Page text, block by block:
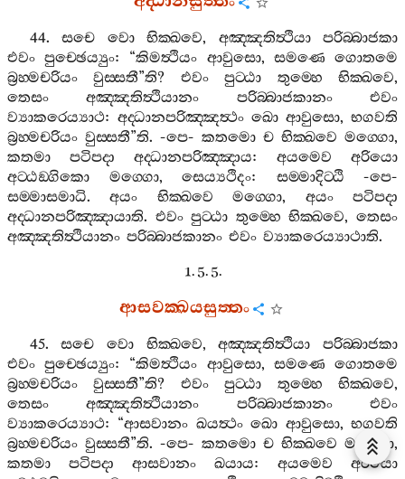
44.සචෙ වො භික‍්ඛවෙ, අඤ‍්ඤතිත්‍ථියා
පරිබ‍්බාජකා
එවං පුච‍්ඡෙය්‍යුං: “කිමත්‍ථියං ආවුසො, සමණෙ ගොතමෙ
බ්‍රහ‍්මචරියං
වුස‍්සතී”ති? එවං පුට‍්ඨා තුම‍්හෙ භික‍්ඛවෙ,
තෙසං
අඤ‍්ඤතිත්‍ථියානං පරිබ‍්බාජකානං
එවං
ව්‍යාකරෙය්‍යාථ: අද‍්ධානපරිඤ‍්ඤත්‍ථං ඛො ආවුසො, භගවති
බ්‍රහ‍්මචරියං වුස‍්සතී”ති. -පෙ- කතමො ච භික‍්ඛවෙ මග‍්ගො,
කතමා
පටිපදා අද‍්ධානපරිඤ‍්ඤාය: අයමෙව
අරියො
අට‍්ඨඞ‍්ගිකො
මග‍්ගො, සෙය්‍යථිදං: සම‍්මාදිට‍්ඨි -පෙ-
සම‍්මාසමාධි.අයං භික‍්ඛවෙ මග‍්ගො, අයං
පටිපදා
අද‍්ධානපරිඤ‍්ඤායාති. එවං පුට‍්ඨා තුම‍්හෙ භික‍්ඛවෙ,තෙසං
අඤ‍්ඤතිත්‍ථියානං පරිබ‍්බාජකානං එවං ව්‍යාකරෙය්‍යාථාති.
1. 5. 5.
ආසවක‍්ඛයසුත‍්තං
45.සචෙ වො භික‍්ඛවෙ,අඤ‍්ඤතිත්‍ථියා
පරිබ‍්බාජකා
එවං පුච‍්ඡෙය්‍යුං: “කිමත්‍ථියං ආවුසො, සමණෙ ගොතමෙ
බ්‍රහ‍්මචරියං
වුස‍්සතී”ති? එවං පුට‍්ඨා තුම‍්හෙ භික‍්ඛවෙ,
තෙසං
අඤ‍්ඤතිත්‍ථියානං පරිබ‍්බාජකානං
එවං
ව්‍යාකරෙය්‍යාථ: “ආසවානං ඛයත්‍ථං ඛො ආවුසො,භගවති
බ්‍රහ‍්මචරියං වුස‍්සතී”ති. -පෙ- කතමො ච භික‍්ඛවෙ මග‍්ගො,
කතමා
පටිපදා ආසවානං ඛයාය: අයමෙව
අරියො